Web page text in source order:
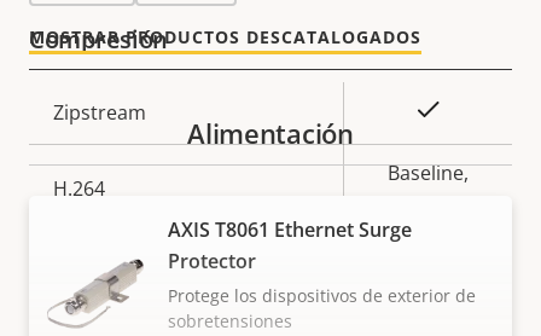
Compresión
Descripción
de
propiedad
la
propiedad
Zipstream
H.264
Baseline,
AV1
MOSTRAR PRODUCTOS DESCATALOGADOS
Alimentación
AXIS T8061 Ethernet Surge
Protector
Protege los dispositivos de exterior de
sobretensiones